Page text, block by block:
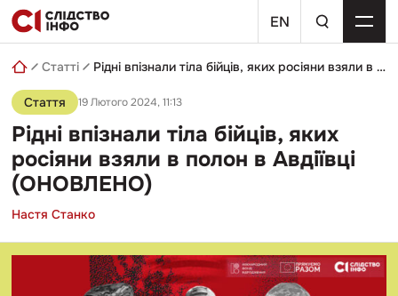
Skip
to
content
EN
пошуковий
запит
Статті Рідні впізнали тіла бійців, яких росіяни взяли в полон в Авдіївці (ОНОВЛЕНО)
Стаття 19 Лютого 2024, 11:13
Рідні впізнали тіла бійців, яких
росіяни взяли в полон в Авдіївці
(ОНОВЛЕНО)
Настя Станко